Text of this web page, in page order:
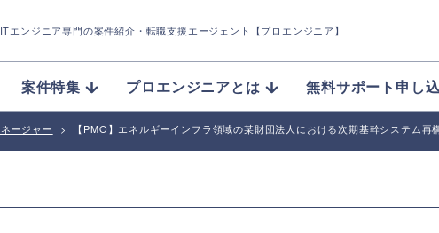
エンジニア専門の案件紹介 ・転職支援エージェント【プロエンジニア】
案件特集 プロエンジニアとは 無料サポート申し
ージャー > 【PMO】エネルギーインフラ領域の某財団法人における次期基幹システム再